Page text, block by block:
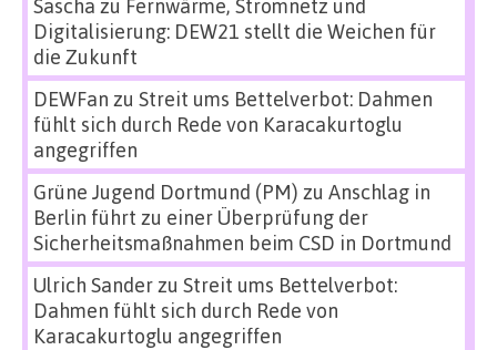
Sascha zu Fernwärme, Stromnetz und
Digitalisierung: DEW21 stellt die Weichen für
die Zukunft
DEWFan zu Streit ums Bettelverbot: Dahmen
fühlt sich durch Rede von Karacakurtoglu
angegriffen
Grüne Jugend Dortmund (PM) zu Anschlag in
Berlin führt zu einer Überprüfung der
Sicherheitsmaßnahmen beim CSD in Dortmund
Ulrich Sanderzu Streit ums Bettelverbot:
Dahmen fühlt sich durch Rede von
Karacakurtoglu angegriffen